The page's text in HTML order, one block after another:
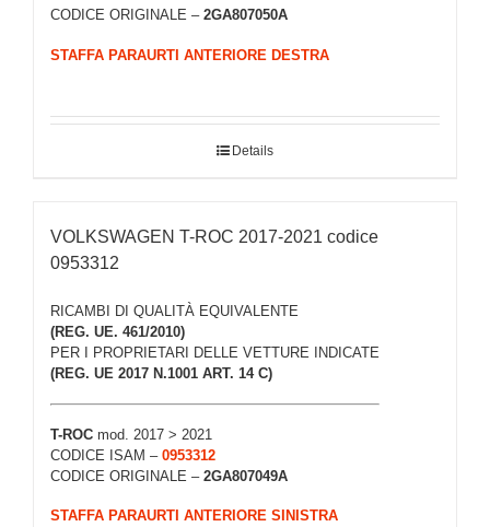
CODICE ORIGINALE – 2GA807050A
STAFFA PARAURTI ANTERIORE DESTRA
Details
VOLKSWAGEN T-ROC 2017-2021 codice
0953312
RICAMBI DI QUALITÀ EQUIVALENTE
(REG. UE. 461/2010)
PER I PROPRIETARI DELLE VETTURE INDICATE
(REG. UE 2017 N.1001 ART. 14 C)
T-ROC mod. 2017 > 2021
CODICE ISAM – 0953312
CODICE ORIGINALE – 2GA807049A
STAFFA PARAURTI ANTERIORE SINISTRA